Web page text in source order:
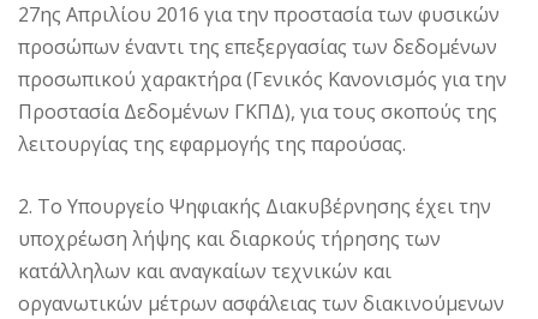
27ης Απριλίου 2016 για την προστασία των φυσικών
προσώπων έναντι της επεξεργασίας των δεδομένων
προσωπικού χαρακτήρα (Γενικός Κανονισμός για την
Προστασία Δεδομένων ΓΚΠΔ), για τους σκοπούς της
λειτουργίας της εφαρμογής της παρούσας.
2. Το Υπουργείο Ψηφιακής Διακυβέρνησης έχει την
υποχρέωση λήψης και διαρκούς τήρησης των
κατάλληλων και αναγκαίων τεχνικών και
οργανωτικών μέτρων ασφάλειας των διακινούμενων